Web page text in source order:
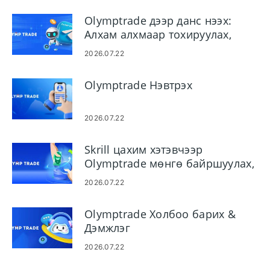
Olymptrade дээр данс нээх:
Алхам алхмаар тохируулах,
тавигдах шаардлага
2026.07.22
Olymptrade Нэвтрэх
2026.07.22
Skrill цахим хэтэвчээр
Olymptrade мөнгө байршуулах,
авах: алхам ба хязгаарлалт
2026.07.22
Olymptrade Холбоо барих &
Дэмжлэг
2026.07.22